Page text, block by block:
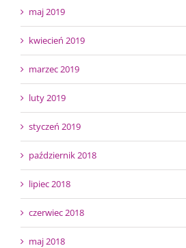
maj 2019
kwiecień 2019
marzec 2019
luty 2019
styczeń 2019
październik 2018
lipiec 2018
czerwiec 2018
maj 2018